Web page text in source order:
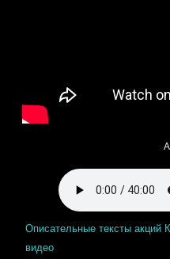
Описательные тексты акций
видео